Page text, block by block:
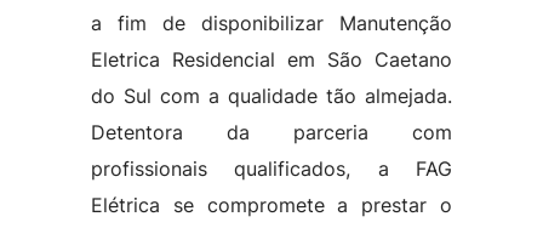
a fim de disponibilizar Manutenção
Eletrica Residencial em São Caetano
do Sul com a qualidade tão almejada.
Detentora da parceria com
profissionais qualificados, a FAG
Elétrica se compromete a prestar o